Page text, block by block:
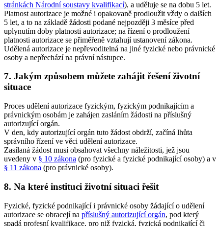
stránkách Národní soustavy kvalifikací), a uděluje se na dobu 5 let.
Platnost autorizace je možné i opakovaně prodloužit vždy o dalších
5 let, a to na základě žádosti podané nejpozději 3 měsíce před
uplynutím doby platnosti autorizace; na řízení o prodloužení
platnosti autorizace se přiměřeně vztahují ustanovení zákona.
Udělená autorizace je nepřevoditelná na jiné fyzické nebo právnické
osoby a nepřechází na právní nástupce.
7. Jakým způsobem můžete zahájit řešení životní
situace
Proces udělení autorizace fyzickým, fyzickým podnikajícím a
právnickým osobám je zahájen zasláním žádosti na příslušný
autorizující orgán.
V den, kdy autorizující orgán tuto žádost obdrží, začíná lhůta
správního řízení ve věci udělení autorizace.
Zasílaná žádost musí obsahovat všechny náležitosti, jež jsou
uvedeny v § 10 zákona (pro fyzické a fyzické podnikající osoby) a v
§ 11 zákona (pro právnické osoby).
8. Na které instituci životní situaci řešit
Fyzické, fyzické podnikající i právnické osoby žádající o udělení
autorizace se obracejí na příslušný autorizující orgán, pod který
spadá profesní kvalifikace, pro niž fyzická, fyzická podnikající či